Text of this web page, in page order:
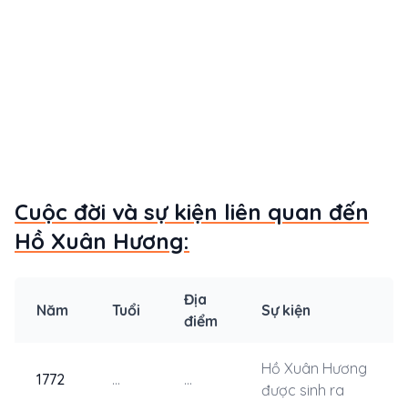
Cuộc đời và sự kiện liên quan đến
Hồ Xuân Hương:
Năm Tuổi
Địa
điểm
Sự kiện
1772 ... ...
Hồ Xuân Hương
được sinh ra